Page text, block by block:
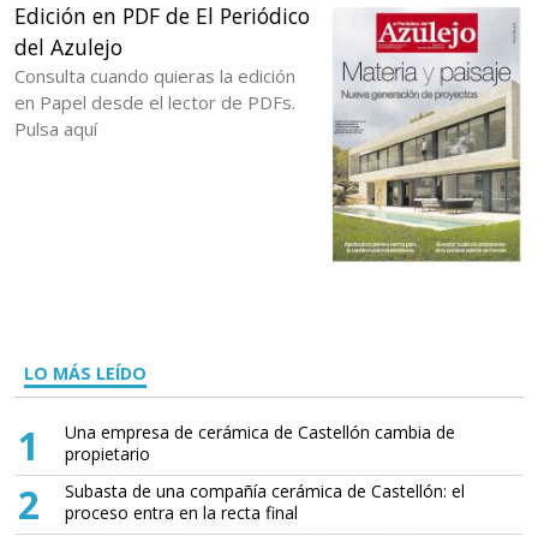
Edición en PDF de El Periódico
del Azulejo
Consulta cuando quieras la edición
en Papel desde el lector de PDFs.
Pulsa aquí
LO MÁS LEÍDO
1
Una empresa de cerámica de Castellón cambia de
propietario
2
Subasta de una compañía cerámica de Castellón: el
proceso entra en la recta final